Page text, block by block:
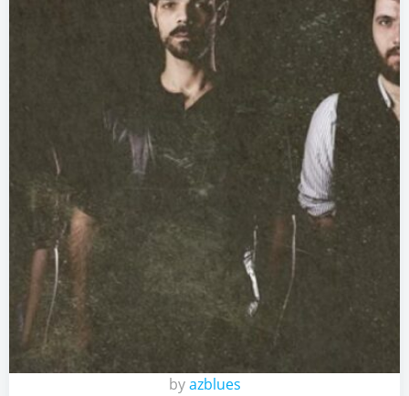
byazblues